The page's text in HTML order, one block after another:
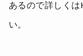
あるので詳しく
い。